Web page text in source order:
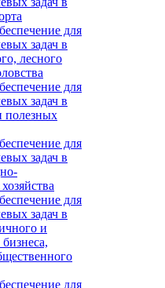
для
задач в
лесного
для
задач в
полезных
для
задач в
для
задач в
и
для